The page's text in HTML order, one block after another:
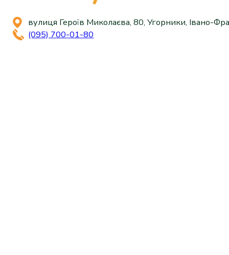
вулиця Героїв Миколаєва, 80, Угорники, Івано-
(095) 700-01-80